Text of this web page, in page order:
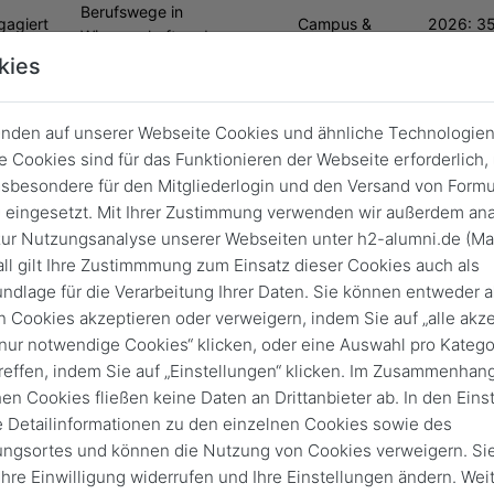
Berufswege in
Wissenschaft und
Campus &
2026:
Virtuelle Veranstaltung
Studieninfotage: Engineering
(Master)
19. Jan. 2026 von 18:00 19:00
Vergangene
auf unserer Webseite Cookies und ähnliche
Cookies sind für das Funktionieren der Webseite erforderlich,
für den Mitgliederlogin und den Versand von
eingesetzt. Mit Ihrer Zustimmung verwenden wir außerdem
Nutzungsanalyse unserer Webseiten unter h2-alumni.de
gilt Ihre Zustimmmung zum Einsatz dieser Cookies auch als
für die Verarbeitung Ihrer Daten. Sie können entweder
Cookies akzeptieren oder verweigern, indem Sie auf „alle
notwendige Cookies“ klicken, oder eine Auswahl pro
indem Sie auf „Einstellungen“ klicken. Im
Cookies fließen keine Daten an Drittanbieter ab. In den
Detailinformationen zu den einzelnen Cookies sowie des
und können die Nutzung von Cookies verweigern.
Einwilligung widerrufen und Ihre Einstellungen ändern.